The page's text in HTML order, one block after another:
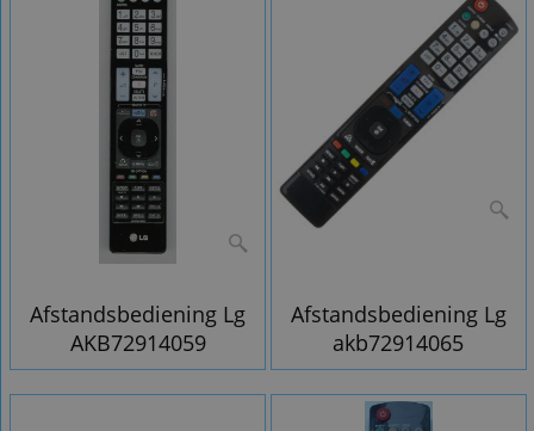
Afstandsbediening Lg
AKB72914059
Afstandsbediening Lg
akb72914065